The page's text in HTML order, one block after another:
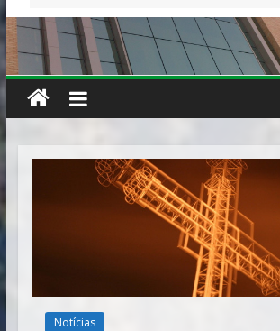
Presbiteriana
de
Vitória
Notícias